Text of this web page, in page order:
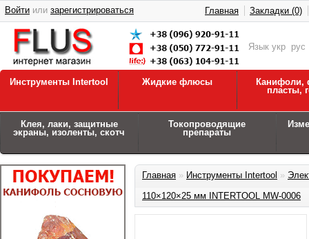
Язык укр рус
Войти или зарегистрироваться Главная Закладки (0)
Инструменты Intertool Жидкие флюсы
Канифоли,
пласты,
Клея, лаки, защитные
экраны, изоленты, скотч
Токопроводящие
препараты
Главная » Инструменты Intertool »
110×120×25 мм INTERTOOL MW-0006